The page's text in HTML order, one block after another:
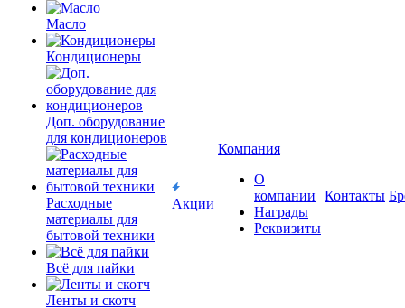
Масло
Кондиционеры
Доп. оборудование
для кондиционеров
Расходные
материалы для
бытовой техники
Всё для пайки
Ленты и скотч
Акции
Компания
О
компании
Награды
Реквизиты
Контакты